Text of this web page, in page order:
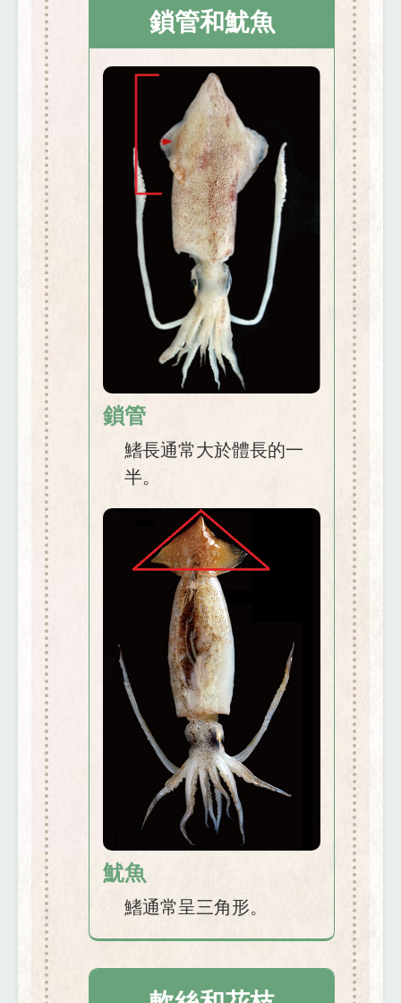
鎖管和魷魚
鎖管
鰭長通常大於體長的一
半。
魷魚
鰭通常呈三角形。